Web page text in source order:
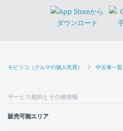
モビリコ（クルマの個人売買） 中古車一覧
サービス規約とその他情報
販売可能エリア